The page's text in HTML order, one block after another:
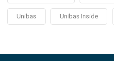
Unibas Unibas Inside